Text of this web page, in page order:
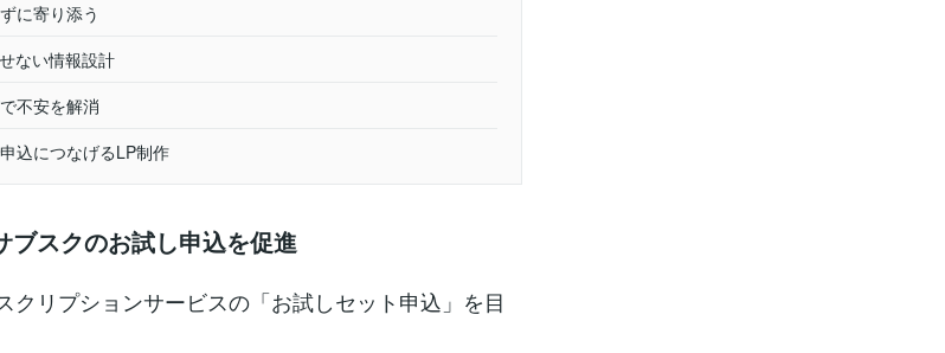
に寄り添う
ない情報設計
不安を解消
込につなげるLP制作
ブスクのお試し申込を促進
クリプションサービスの「お試しセット申込」を目